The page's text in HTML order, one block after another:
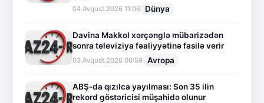
04.Avqust.2026 11:06 Dünya
Davina Makkol xərçənglə mübarizədən
sonra televiziya fəaliyyətinə fasilə verir
03.Avqust.2026 00:59 Avropa
ABŞ-da qızılca yayılması: Son 35 ilin
rekord göstəricisi müşahidə olunur